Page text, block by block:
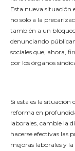
Esta nueva situación
no solo a la
también a un
denunciando
sociales que, ahora,
por los órganos
Si esta es la
reforma en
laborales, cambie la
hacerse efectivas las
mejoras laborales y